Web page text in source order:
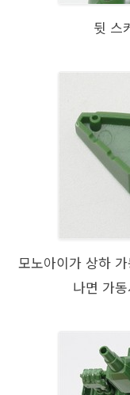
뒷 스
모노아이가 상하
나면 가